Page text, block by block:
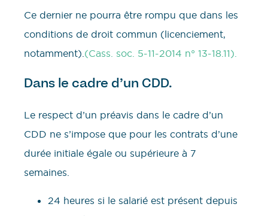
Ce dernier ne pourra être rompu que dans les
conditions de droit commun (licenciement,
notamment). (Cass. soc. 5-11-2014 n° 13-18.11).
Dans le cadre d’un CDD.
Le respect d’un préavis dans le cadre d’un
CDD ne s’impose que pour les contrats d’une
durée initiale égale ou supérieure à 7
semaines.
24 heures si le salarié est présent depuis